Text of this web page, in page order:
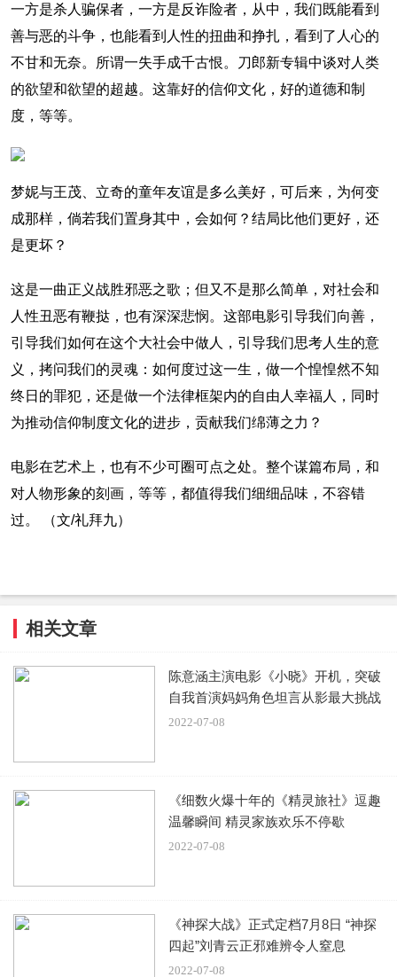
一方是杀人骗保者，一方是反诈险者，从中，我们既能看到
善与恶的斗争，也能看到人性的扭曲和挣扎，看到了人心的
不甘和无奈。所谓一失手成千古恨。刀郎新专辑中谈对人类
的欲望和欲望的超越。这靠好的信仰文化，好的道德和制
度，等等。
梦妮与王茂、立奇的童年友谊是多么美好，可后来，为何变
成那样，倘若我们置身其中，会如何？结局比他们更好，还
是更坏？
这是一曲正义战胜邪恶之歌；但又不是那么简单，对社会和
人性丑恶有鞭挞，也有深深悲悯。这部电影引导我们向善，
引导我们如何在这个大社会中做人，引导我们思考人生的意
义，拷问我们的灵魂：如何度过这一生，做一个惶惶然不知
终日的罪犯，还是做一个法律框架内的自由人幸福人，同时
为推动信仰制度文化的进步，贡献我们绵薄之力？
电影在艺术上，也有不少可圈可点之处。整个谋篇布局，和
对人物形象的刻画，等等，都值得我们细细品味，不容错
过。 （文/礼拜九）
相关文章
陈意涵主演电影《小晓》开机，突破
自我首演妈妈角色坦言从影最大挑战
2022-07-08
《细数火爆十年的《精灵旅社》逗趣
温馨瞬间 精灵家族欢乐不停歇
2022-07-08
《神探大战》正式定档7月8日 “神探
四起”刘青云正邪难辨令人窒息
2022-07-08